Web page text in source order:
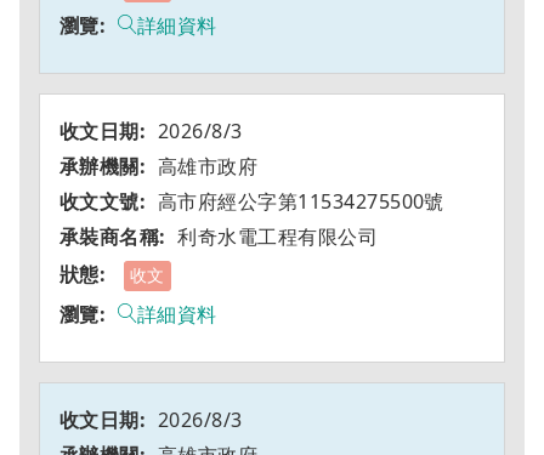
詳細資料
2026/8/3
高雄市政府
高市府經公字第11534275500號
利奇水電工程有限公司
收文
詳細資料
2026/8/3